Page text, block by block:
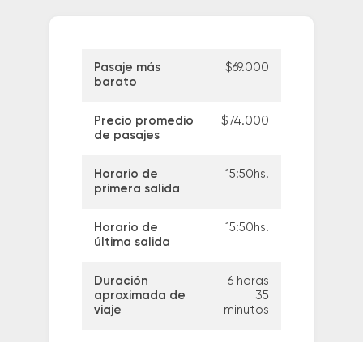
Pasaje más
barato
$69.000
Precio promedio
de pasajes
$74.000
Horario de
primera salida
15:50hs.
Horario de
última salida
15:50hs.
Duración
aproximada de
viaje
6 horas
35
minutos